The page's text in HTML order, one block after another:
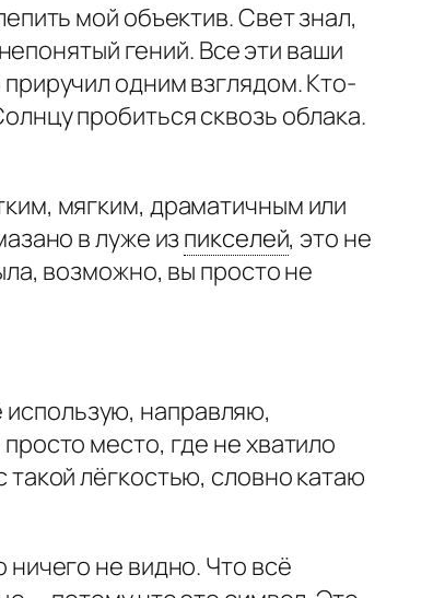
мой объектив. Свет знал,
гений. Все эти ваши
одним взглядом. Кто-
пробиться сквозь облака.
мягким, драматичным или
в луже изпикселей, это не
возможно, вы просто не
использую, направляю,
место, где не хватило
лёгкостью, словно катаю
не видно. Что всё